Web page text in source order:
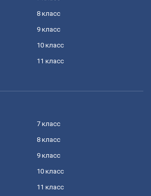
8 класс
9 класс
10 класс
11 класс
7 класс
8 класс
9 класс
10 класс
11 класс